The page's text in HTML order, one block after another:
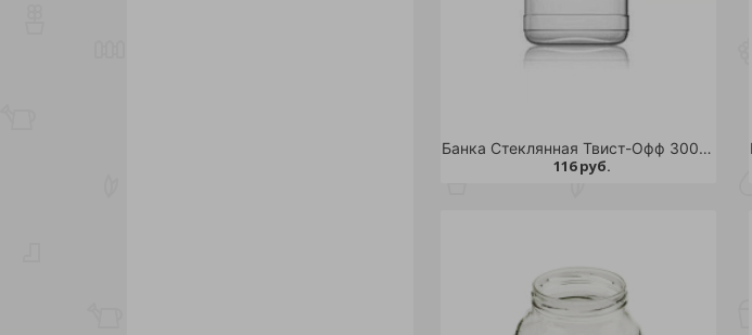
Банка Стеклянная Твист-Офф 3000 мл д.100 /6
116 руб.